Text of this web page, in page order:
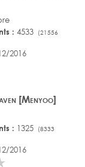
: 4533
(21556
2016
[Menyoo]
: 1325
(8333
2016